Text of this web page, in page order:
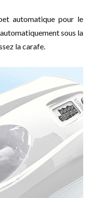
automatique pour le
sous la
la carafe.